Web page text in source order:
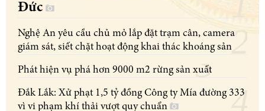
Đức
Nghệ An yêu cầu chủ mỏ lắp đặt trạm cân, camera
giám sát, siết chặt hoạt động khai thác khoáng sản
Phát hiện vụ phá hơn 9000 m2 rừng sản xuất
Đắk Lắk: Xử phạt 1,5 tỷ đồng Công ty Mía đường 333
vì vi phạm khí thải vượt quy chuẩn